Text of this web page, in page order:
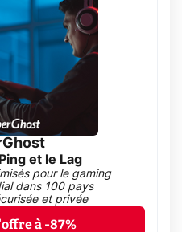
et le Lag
pour le gaming
dans 100 pays
et privée
à -87%